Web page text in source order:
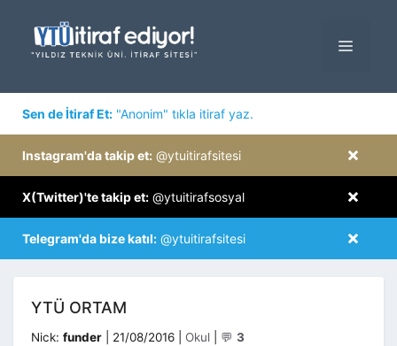
MENÜ
Sen de İtiraf Et: "Anonim" tıkla itiraf yaz.
×
Instagram'da takip et: @ytuitirafsitesi
×
X(Twitter)'te takip et: @ytuitirafsosyal
×
Telegram'da bize katıl: @ytuitirafsitesi
YTÜ ORTAM
Nick: funder 21/08/2016 Kategoriler
Okul 💬 3